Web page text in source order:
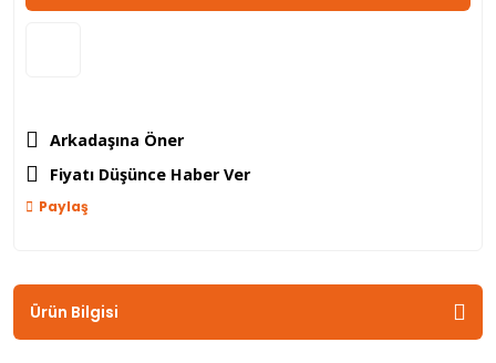
Arkadaşına Öner
Fiyatı Düşünce Haber Ver
Paylaş
Ürün Bilgisi